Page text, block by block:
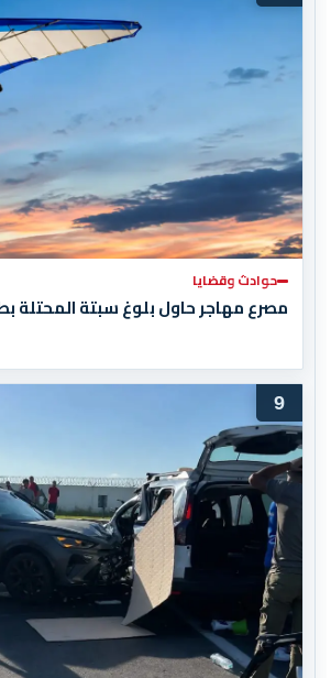
حوادث وقضايا
مصرع مهاجر حاول بلوغ سبتة المحتلة
9